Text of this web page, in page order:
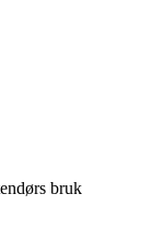
bruk